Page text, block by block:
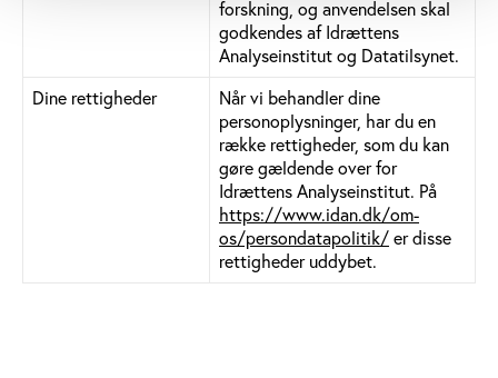
forskning, og anvendelsen skal
godkendes af Idrættens
Analyseinstitut og Datatilsynet.
Dine rettigheder
Når vi behandler dine
personoplysninger, har du en
række rettigheder, som du kan
gøre gældende over for
Idrættens Analyseinstitut. På
https://www.idan.dk/om-
os/persondatapolitik/ er disse
rettigheder uddybet.